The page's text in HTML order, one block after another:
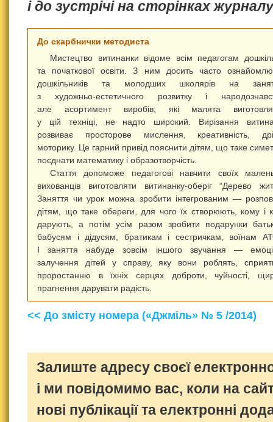
і до зустрічі на сторінках
До скарбнички методиста
Мистецтво витинанки відоме всім педагогам
та початкової освіти. З ним досить часто
дошкільників та молодших школярів на
з художньо‑естетичного розвитку і
але асортимент виробів, які малята
у цій техніці, не надто широкий. Вирізання
розвиває просторове мислення, креативність,
моторику. Це гарний привід пояснити дітям, що таке
поєднати математику і образотворчість.
Стаття допоможе педагогові навчити своїх
вихованців виготовляти витинанку‑оберіг “Дерево
Заняття чи урок можна зробити інтегрованим —
дітям, що таке обереги, для чого їх створюють, кому і
дарують, а потім усім разом зробити подарунки
бабусям і дідусям, братикам і сестричкам, воїнам
І заняття набуде зовсім іншого звучання —
залучення дітей у справу, яку вони роблять,
проростанню в їхніх серцях доброти, чуйності,
прагнення дарувати радість.
<< До змісту номера («Джміль» № 5 /2014)
Залиште адресу своєї
і ми повідомимо вас, коли на
нові публікації та електронні